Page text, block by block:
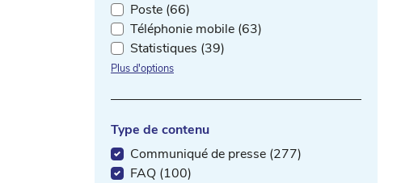
Poste (66)
Téléphonie mobile (63)
Statistiques (39)
Plus d'options
Type de contenu
Communiqué de presse (277)
FAQ (100)